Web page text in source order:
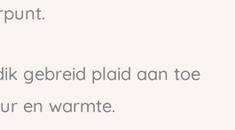
gebreid plaid aan toe
en warmte.